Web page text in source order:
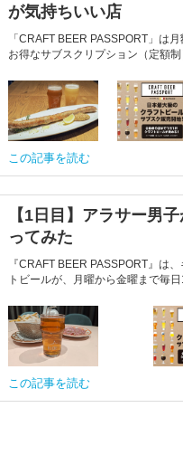
が気持ちいい店
「CRAFT BEER PASSPORT」は
お得なサブスクリプション（定額
この記事を読む
【1日目】アラサー男
ってみた
『CRAFT BEER PASSPORT』は
トビールが、月曜から金曜まで毎
この記事を読む